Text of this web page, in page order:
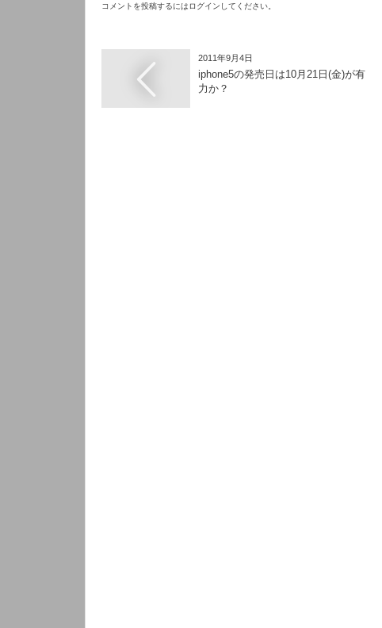
コメントを投稿するには ログイン してください。
2011年9月4日
iphone5の発売日は10月21日(金)が有
力か？